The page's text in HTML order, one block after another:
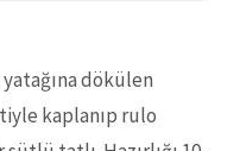
dökülen
kaplanıp rulo